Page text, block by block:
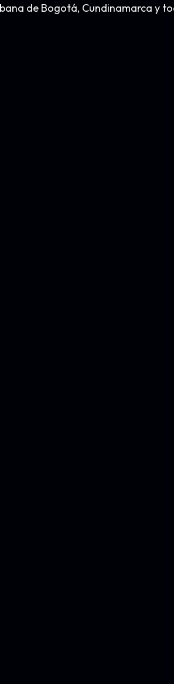
de Bogotá, Cundinamarca y